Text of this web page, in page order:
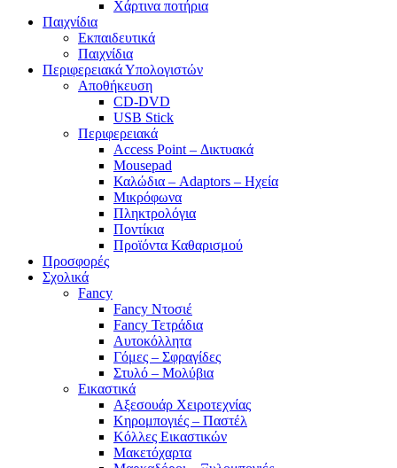
Χάρτινα ποτήρια
Παιχνίδια
Εκπαιδευτικά
Παιχνίδια
Περιφερειακά Υπολογιστών
Αποθήκευση
CD-DVD
USB Stick
Περιφερειακά
Access Point – Δικτυακά
Mousepad
Καλώδια – Adaptors – Ηχεία
Μικρόφωνα
Πληκτρολόγια
Ποντίκια
Προϊόντα Καθαρισμού
Προσφορές
Σχολικά
Fancy
Fancy Ντοσιέ
Fancy Τετράδια
Αυτοκόλλητα
Γόμες – Σφραγίδες
Στυλό – Μολύβια
Εικαστικά
Αξεσουάρ Χειροτεχνίας
Κηρομπογιές – Παστέλ
Κόλλες Εικαστικών
Μακετόχαρτα